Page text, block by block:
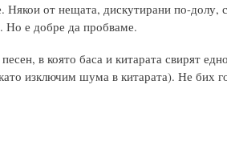
от нещата, дискутирани по-долу,
Но е добре да пробваме.
в която баса и китарата свирят
изключим шума в китарата). Не бих